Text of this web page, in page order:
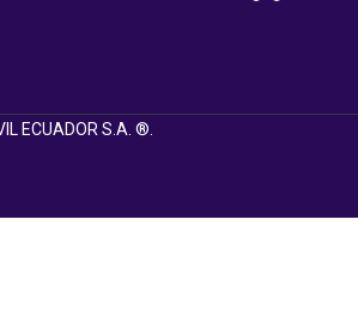
ECUADOR S.A. ®.